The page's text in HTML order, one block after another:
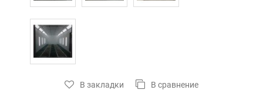
В закладки В сравнение